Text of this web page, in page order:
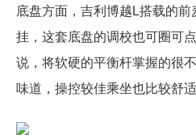
底盘方面，吉利博越L搭载的
挂，这套底盘的调校也可圈可
说，将软硬的平衡杆掌握的很
味道，操控较佳乘坐也比较舒适